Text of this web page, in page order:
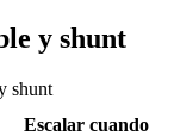
y shunt
shunt
Escalar cuando